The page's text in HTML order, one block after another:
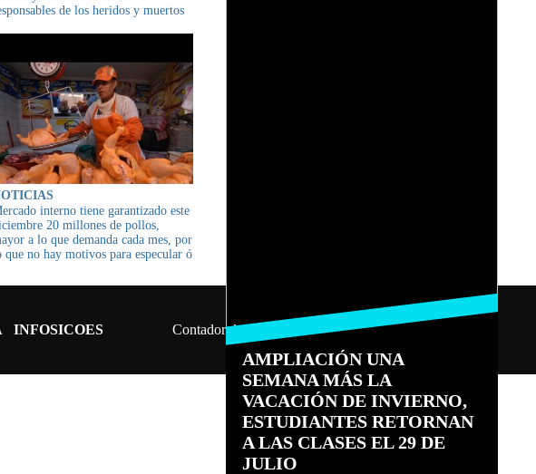
de los heridos y muertos
interno tiene garantizado este
20 millones de pollos,
a lo que demanda cada mes, por
que no hay motivos para especular ó
AMPLIACIÓN UNA
SEMANA MÁS LA
VACACIÓN DE INVIERNO,
ESTUDIANTES RETORNAN
A LAS CLASES EL 29 DE
JULIO
INFOSICOES Contador de visitas: 10474310